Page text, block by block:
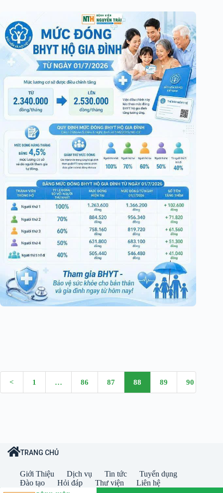
< 1 … 86 87 88 89 90
TRANG CHỦ
Giới Thiệu Dịch vụ Tin tức
Tuyển dụng
Đào tạo
Hỏi đáp Thư viện Liên hệ